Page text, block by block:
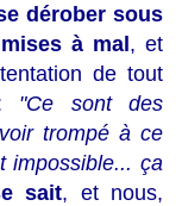
dérober sous
à mal, et
de tout
"Ce sont des
trompé à ce
impossible... ça
sait, et nous,